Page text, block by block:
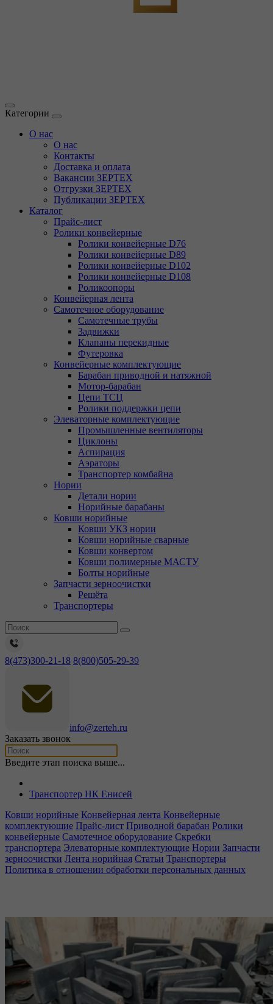
Категории
О нас
О нас
Контакты
Доставка и оплата
Вакансии ЗЕРТЕХ
Отгрузки ЗЕРТЕХ
Публикации ЗЕРТЕХ
Каталог
Прайс-лист
Ролики конвейерные
Ролики конвейерные D76
Ролики конвейерные D89
Ролики конвейерные D102
Ролики конвейерные D108
Роликоопоры
Конвейерная лента
Самотечное оборудование
Самотечные трубы
Задвижки
Клапаны перекидные
Футеровка
Конвейерные комплектующие
Барабан приводной и натяжной
Мотор-барабан
Цепи ТСЦ
Ролики поддержки цепи
Элеваторные комплектующие
Промышленные вентиляторы
Циклоны
Аспирация
Аэраторы
Транспортер комбайна
Нории
Детали нории
Норийные барабаны
Ковши норийные
Ковши УКЗ нории
Ковши норийные сварные
Ковши конвертом
Ковши полимерные МАСТУ
Болты норийные
Запчасти зерноочистки
Решёта
Транспортеры
8(473)300-21-18 8(800)505-29-39
info@zerteh.ru
Заказать звонок
Введите этап поиска выше...
Транспортер НК Енисей
Ковши норийные Конвейерная лента Конвейерные
комплектующие Прайс-лист Приводной барабан Ролики
конвейерные Самотечное оборудование Скребки
транспортера Элеваторные комплектующие Нории Запчасти
зерноочистки Лента норийная Статьи Транспортеры
Политика в отношении обработки персональных данных